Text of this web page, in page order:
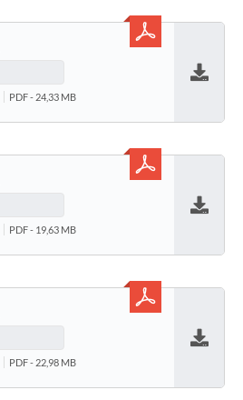
PDF - 24,33 MB
PDF - 19,63 MB
PDF - 22,98 MB